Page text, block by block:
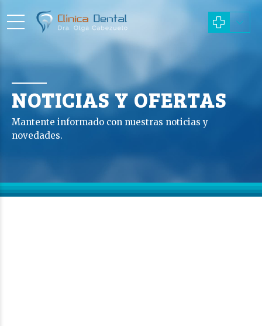
NOTICIAS Y OFERTAS
Mantente informado con nuestras noticias y
novedades.